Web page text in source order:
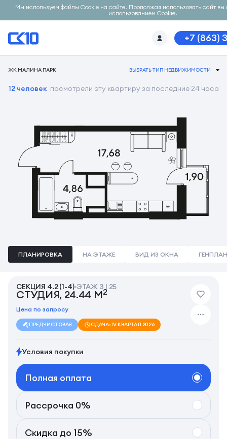
Мы используем файлы Cookie на сайте. Продолжая использовать сайт вы
использованием Cookie.
+7 (863)
ЖК МАЛИНА ПАРК ВЫБРАТЬ ТИП НЕДВИЖИМОСТИ
12 человек посмотрели эту квартиру за последние 24 часа
ПЛАНИРОВКА НА ЭТАЖЕ ВИД ИЗ ОКНА ГЕНПЛАН
СЕКЦИЯ 4.2 (1-4) ЭТАЖ 3 | 25
СТУДИЯ, 24.44 М2
Цена по запросу
ПРЕДЧИСТОВАЯ СДАЧА: IV КВАРТАЛ 2026
Условия покупки
Полная оплата
Рассрочка 0%
Скидка до 15%